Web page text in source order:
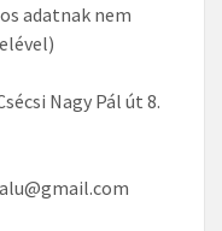
adatnak nem
Nagy Pál út 8.